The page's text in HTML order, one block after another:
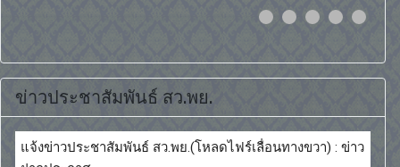
ข่าวประชาสัมพันธ์ สว.พย.